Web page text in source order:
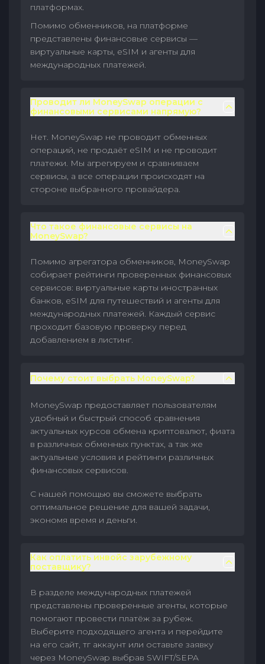
платформах.
Помимо обменников, на платформе
представлены финансовые сервисы —
виртуальные карты, eSIM и агенты для
международных платежей.
Проводит ли MoneySwap операции с
финансовыми сервисами напрямую?
Нет. MoneySwap не проводит обменных
операций, не продаёт eSIM и не проводит
платежи. Мы агрегируем и сравниваем
сервисы, а все операции происходят на
стороне выбранного провайдера.
Что такое финансовые сервисы на
MoneySwap?
Помимо агрегатора обменников, MoneySwap
собирает рейтинги проверенных финансовых
сервисов: виртуальные карты иностранных
банков, eSIM для путешествий и агенты для
международных платежей. Каждый сервис
проходит базовую проверку перед
добавлением в листинг.
Почему стоит выбрать MoneySwap?
MoneySwap предоставляет пользователям
удобный и быстрый способ сравнения
актуальных курсов обмена криптовалют, фиата
в различных обменных пунктах, а так же
актуальные условия и рейтинги различных
финансовых сервисов.
С нашей помощью вы сможете выбрать
оптимальное решение для вашей задачи,
экономя время и деньги.
Как оплатить инвойс зарубежному
поставщику?
В разделе международных платежей
представлены проверенные агенты, которые
помогают провести платёж за рубеж.
Выберите подходящего агента и перейдите
на его сайт, тг аккаунт или оставьте заявку
через MoneySwap выбрав SWIFT/SEPA